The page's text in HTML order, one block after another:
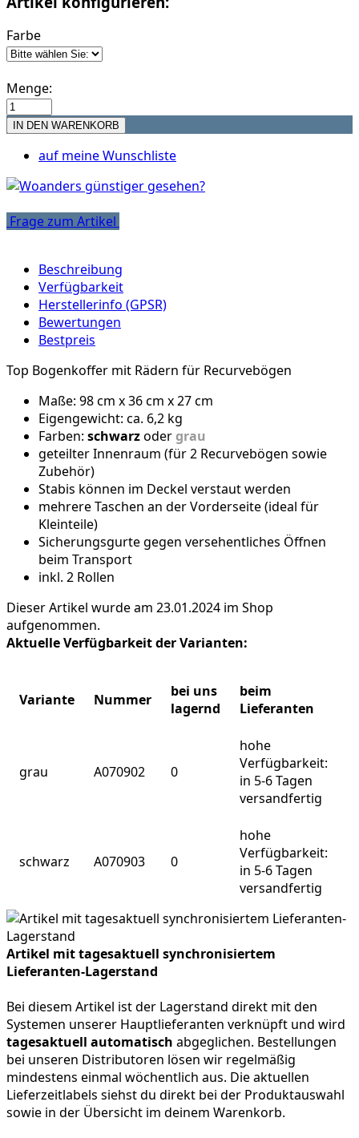
Farbe
Menge:
auf meine Wunschliste
Frage zum Artikel
Beschreibung
Verfügbarkeit
Herstellerinfo (GPSR)
Bewertungen
Bestpreis
Top Bogenkoffer mit Rädern für Recurvebögen
Maße: 98 cm x 36 cm x 27 cm
Eigengewicht: ca. 6,2 kg
Farben: schwarzodergrau
geteilter Innenraum (für 2 Recurvebögen sowie
Zubehör)
Stabis können im Deckel verstaut werden
mehrere Taschen an der Vorderseite (ideal für
Kleinteile)
Sicherungsgurte gegen versehentliches Öffnen
beim Transport
inkl. 2 Rollen
Dieser Artikel wurde am 23.01.2024 im Shop
aufgenommen.
Aktuelle Verfügbarkeit der Varianten:
Variante Nummer
bei uns
lagernd
beim
Lieferanten
grau A070902 0
hohe
Verfügbarkeit:
in 5-6 Tagen
versandfertig
schwarz A070903 0
hohe
Verfügbarkeit:
in 5-6 Tagen
versandfertig
Artikel mit tagesaktuell synchronisiertem
Lieferanten-Lagerstand
Bei diesem Artikel ist der Lagerstand direkt mit den
Systemen unserer Hauptlieferanten verknüpft und wird
tagesaktuell automatisch abgeglichen. Bestellungen
bei unseren Distributoren lösen wir regelmäßig
mindestens einmal wöchentlich aus. Die aktuellen
Lieferzeitlabels siehst du direkt bei der Produktauswahl
sowie in der Übersicht im deinem Warenkorb.